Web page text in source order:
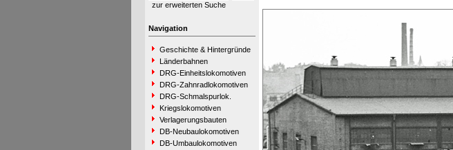
zur erweiterten Suche
Navigation
Geschichte & Hintergründe
Länderbahnen
DRG-Einheitslokomotiven
DRG-Zahnradlokomotiven
DRG-Schmalspurlok.
Kriegslokomotiven
Verlagerungsbauten
DB-Neubaulokomotiven
DB-Umbaulokomotiven